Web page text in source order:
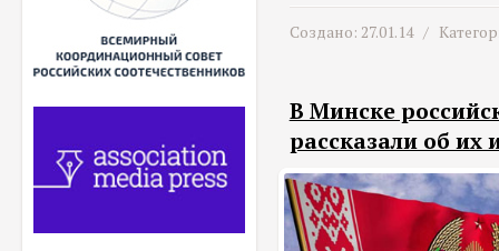
Создано: 27.01.14 /
В Минске
рассказали об их